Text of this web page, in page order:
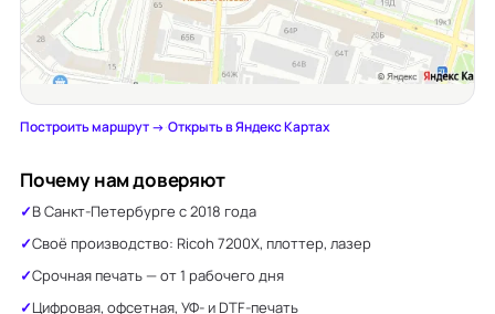
Построить маршрут →·Открыть в Яндекс Картах
Почему нам доверяют
В Санкт-Петербурге с 2018 года
Своё производство: Ricoh 7200X, плоттер, лазер
Срочная печать — от 1 рабочего дня
Цифровая, офсетная, УФ- и DTF-печать